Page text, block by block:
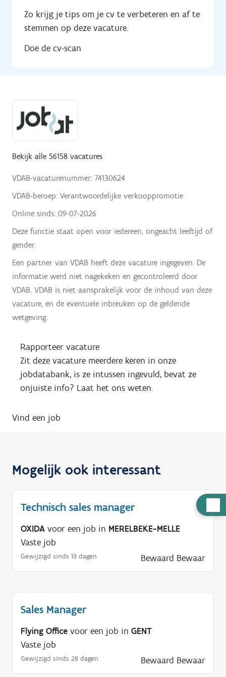
u
n
o
Zo krijg je tips om je cv te verbeteren en af te
stemmen op deze vacature.
Doe de cv-scan
Bekijk alle 56158 vacatures
VDAB-vacaturenummer: 74130624
VDAB-beroep: Verantwoordelijke verkooppromotie
Online sinds: 09-07-2026
Deze functie staat open voor iedereen, ongeacht leeftijd of
gender.
Een partner van VDAB heeft deze vacature ingegeven. De
informatie werd niet nagekeken en gecontroleerd door
VDAB. VDAB is niet aansprakelijk voor de inhoud van deze
vacature, en de eventuele inbreuken op de geldende
wetgeving.
Rapporteer vacature
Zit deze vacature meerdere keren in onze
jobdatabank, is ze intussen ingevuld, bevat ze
onjuiste info? Laat het ons weten.
Vind een job
Mogelijk ook interessant
Technisch sales manager
OXIDA voor een job in MERELBEKE-MELLE
Vaste job
Gewijzigd sinds 13 dagen Bewaard Bewaar
Sales Manager
Flying Office voor een job in GENT
Vaste job
Gewijzigd sinds 28 dagen Bewaard Bewaar